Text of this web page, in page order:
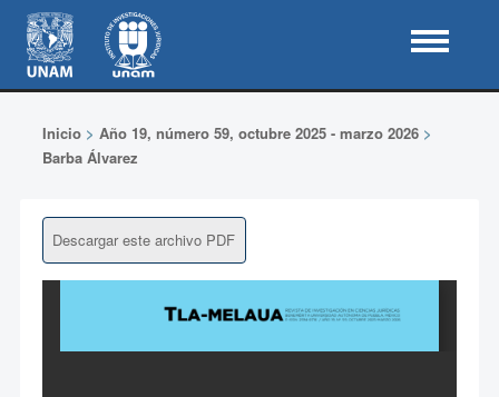
Inicio> Año 19, número 59, octubre 2025 - marzo 2026>
Barba Álvarez
Descargar este archivo PDF